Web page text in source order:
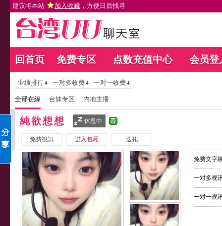
建议将本站 加入收藏 ，方便日后找寻
回首页 免费专区 点数充值中心 会员登
业绩排行 一对多收费 一对一收费
全部在線 台妹专区 內地主播
純欲想想 休息中
免費視訊 进入包厢 送礼
免费文字
一对多视
一对一视